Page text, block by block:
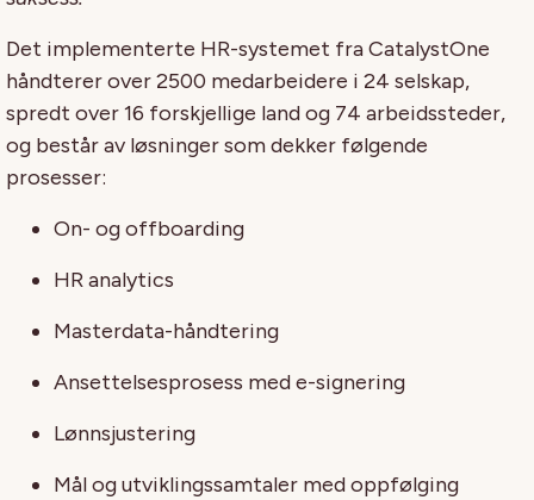
Det implementerte HR-systemet fra CatalystOne
håndterer over 2500 medarbeidere i 24 selskap,
spredt over 16 forskjellige land og 74 arbeidssteder,
og består av løsninger som dekker følgende
prosesser:
On- og offboarding
HR analytics
Masterdata-håndtering
Ansettelsesprosess med e-signering
Lønnsjustering
Mål og utviklingssamtaler med oppfølging